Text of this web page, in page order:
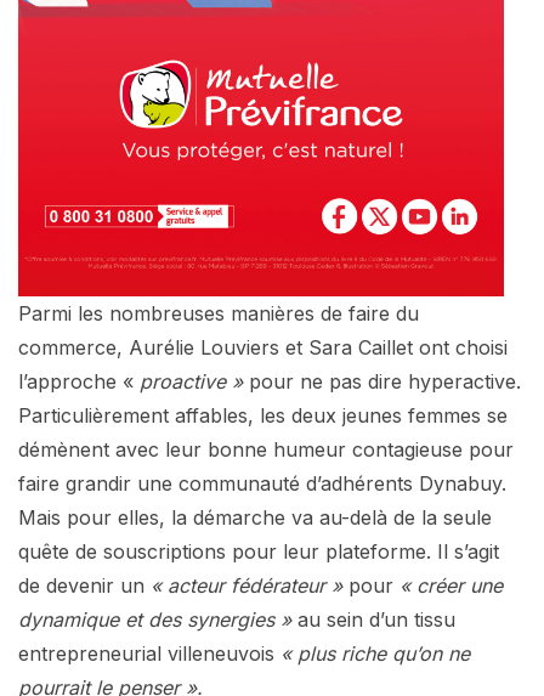
Parmi les nombreuses manières de faire du
commerce, Aurélie Louviers et Sara Caillet ont choisi
l’approche « proactive » pour ne pas dire hyperactive.
Particulièrement affables, les deux jeunes femmes se
démènent avec leur bonne humeur contagieuse pour
faire grandir une communauté d’adhérents Dynabuy.
Mais pour elles, la démarche va au-delà de la seule
quête de souscriptions pour leur plateforme. Il s’agit
de devenir un « acteur fédérateur »pour « créer une
dynamique et des synergies »au sein d’un tissu
entrepreneurial villeneuvois « plus riche qu’on ne
pourrait le penser ».